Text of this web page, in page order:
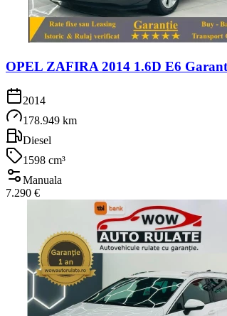
OPEL ZAFIRA 2014 1.6D E6
2014
178.949 km
Diesel
1598 cm³
Manuala
7.290 €